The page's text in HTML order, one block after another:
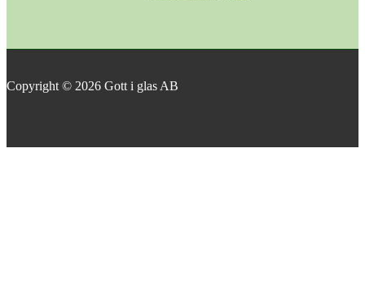
Copyright © 2026 Gott i glas AB